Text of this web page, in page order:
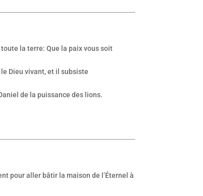
la terre: Que la paix vous soit
Dieu vivant, et il subsiste
de la puissance des lions.
pour aller bâtir la maison de l’Éternel à